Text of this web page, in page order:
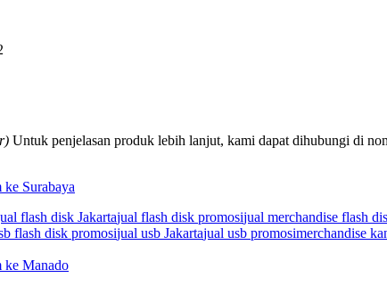
Untuk penjelasan produk lebih lanjut, kami dapat dihubungi di
Surabaya
flash disk Jakartajual flash disk promosijual merchandise flash
flash disk promosijual usb Jakartajual usb promosimerchandise
ke Manado